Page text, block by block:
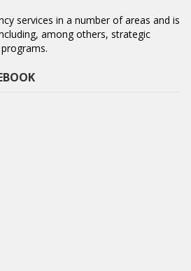
services in a number of areas and is
among others, strategic